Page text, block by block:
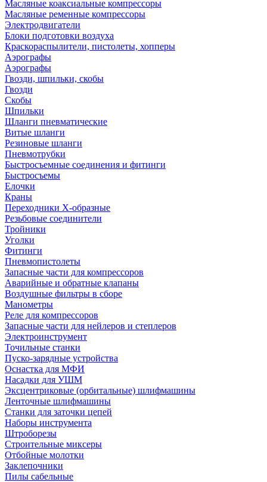
Масляные коаксиальные компрессоры
Масляные ременные компрессоры
Электродвигатели
Блоки подготовки воздуха
Краскораспылители, пистолеты, хопперы
Аэрографы
Аэрографы
Гвозди, шпильки, скобы
Гвозди
Скобы
Шпильки
Шланги пневматические
Витые шланги
Резиновые шланги
Пневмотрубки
Быстросъемные соединения и фитинги
Быстросъемы
Елочки
Краны
Переходники Х-образные
Резьбовые соединители
Тройники
Уголки
Фитинги
Пневмопистолеты
Запасные части для компрессоров
Аварийные и обратные клапаны
Воздушные фильтры в сборе
Манометры
Реле для компрессоров
Запасные части для нейлеров и степлеров
Электроинструмент
Точильные станки
Пуско-зарядные устройства
Оснастка для МФИ
Насадки для УШМ
Эксцентриковые (орбитальные) шлифмашины
Ленточные шлифмашины
Станки для заточки цепей
Наборы инструмента
Штроборезы
Строительные миксеры
Отбойные молотки
Заклепочники
Пилы сабельные